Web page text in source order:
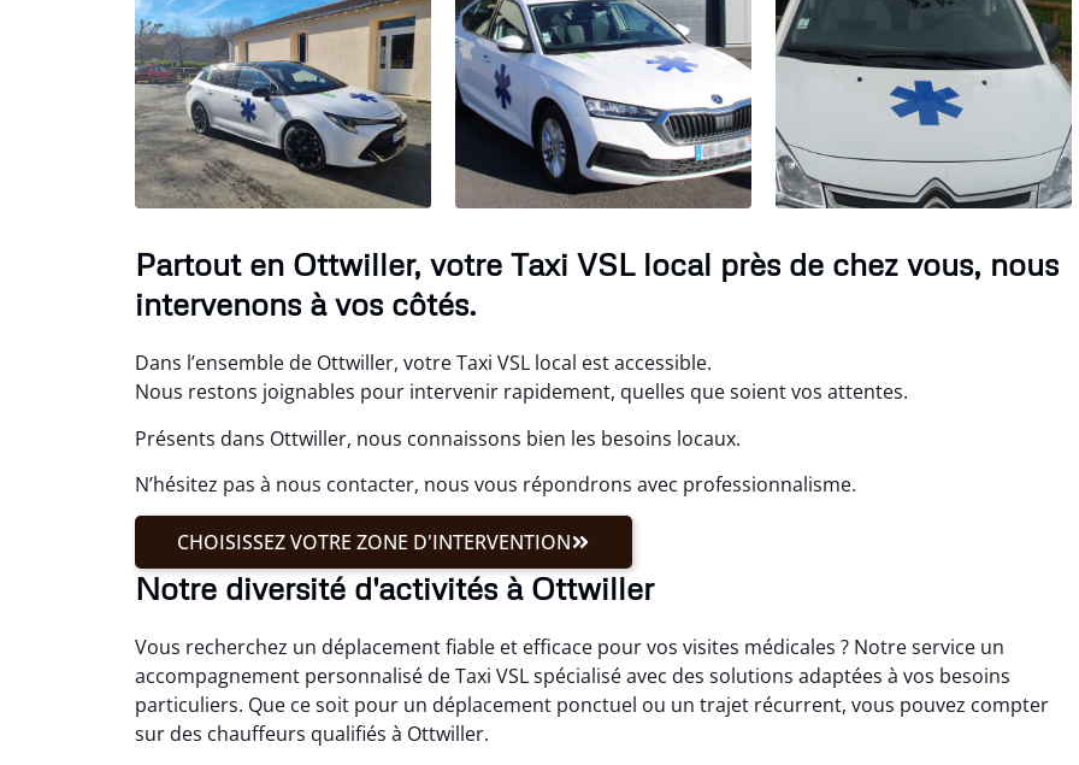
Partout en Ottwiller, votre Taxi VSL local près de chez vous, nous
intervenons à vos côtés.
Dans l’ensemble de Ottwiller, votre Taxi VSL local est accessible.
Nous restons joignables pour intervenir rapidement, quelles que soient vos attentes.
Présents dans Ottwiller, nous connaissons bien les besoins locaux.
N’hésitez pas à nous contacter, nous vous répondrons avec professionnalisme.
CHOISISSEZ VOTRE ZONE D'INTERVENTION
Notre diversité d'activités à Ottwiller
Vous recherchez un déplacement fiable et efficace pour vos visites médicales ? Notre service un
accompagnement personnalisé de Taxi VSL spécialisé avec des solutions adaptées à vos besoins
particuliers. Que ce soit pour un déplacement ponctuel ou un trajet récurrent, vous pouvez compter
sur des chauffeurs qualifiés à Ottwiller.